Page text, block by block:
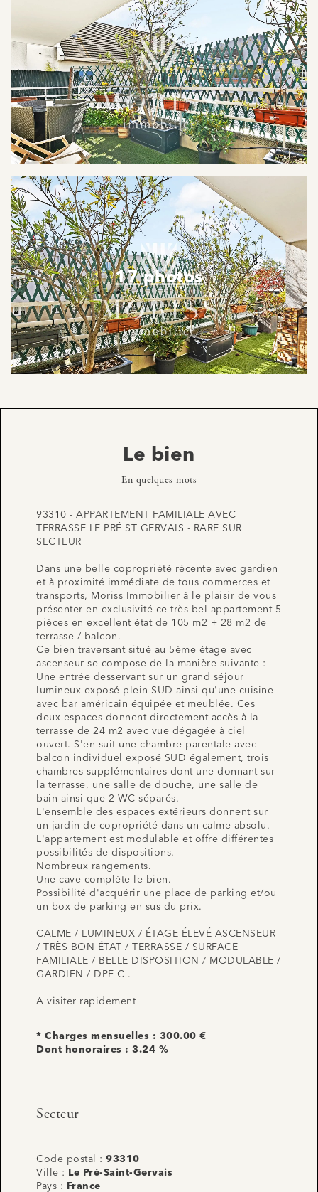
17 photos
Le bien
En quelques mots
93310 - APPARTEMENT FAMILIALE AVEC
TERRASSE LE PRÉ ST GERVAIS - RARE SUR
SECTEUR
Dans une belle copropriété récente avec gardien
et à proximité immédiate de tous commerces et
transports, Moriss Immobilier à le plaisir de vous
présenter en exclusivité ce très bel appartement 5
pièces en excellent état de 105 m2 + 28 m2 de
terrasse / balcon.
Ce bien traversant situé au 5ème étage avec
ascenseur se compose de la manière suivante :
Une entrée desservant sur un grand séjour
lumineux exposé plein SUD ainsi qu'une cuisine
avec bar américain équipée et meublée. Ces
deux espaces donnent directement accès à la
terrasse de 24 m2 avec vue dégagée à ciel
ouvert. S'en suit une chambre parentale avec
balcon individuel exposé SUD également, trois
chambres supplémentaires dont une donnant sur
la terrasse, une salle de douche, une salle de
bain ainsi que 2 WC séparés.
L'ensemble des espaces extérieurs donnent sur
un jardin de copropriété dans un calme absolu.
L'appartement est modulable et offre différentes
possibilités de dispositions.
Nombreux rangements.
Une cave complète le bien.
Possibilité d'acquérir une place de parking et/ou
un box de parking en sus du prix.
CALME / LUMINEUX / ÉTAGE ÉLEVÉ ASCENSEUR
/ TRÈS BON ÉTAT / TERRASSE / SURFACE
FAMILIALE / BELLE DISPOSITION / MODULABLE /
GARDIEN / DPE C .
A visiter rapidement
* Charges mensuelles : 300.00 €
Dont honoraires : 3.24 %
Secteur
Code postal : 93310
Ville :
Le Pré-Saint-Gervais
Pays :
France